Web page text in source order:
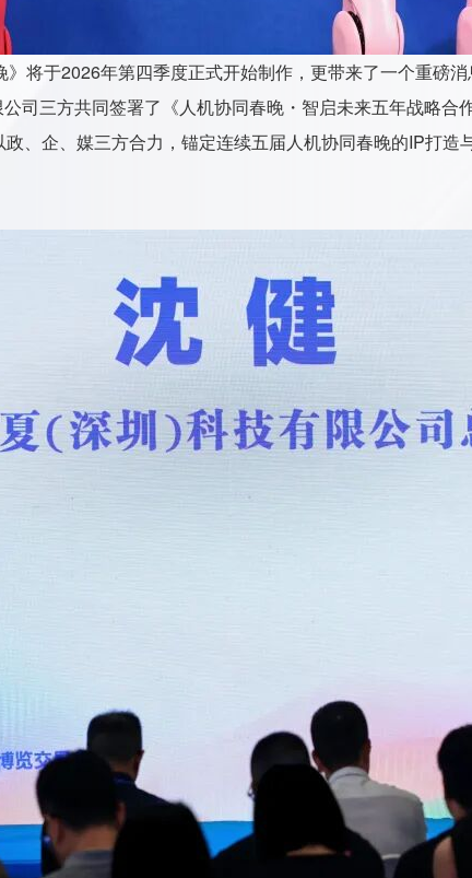
将于2026年第四季度正式开始制作，更带来了一个重磅
司三方共同签署了《人机协同春晚・智启未来五年战略合
、企、媒三方合力，锚定连续五届人机协同春晚的IP打造